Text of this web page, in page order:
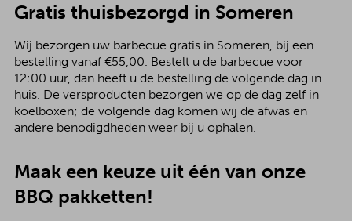
Gratis thuisbezorgd in Someren
Wij bezorgen uw barbecue gratis in Someren, bij een
bestelling vanaf €55,00. Bestelt u de barbecue voor
12:00 uur, dan heeft u de bestelling de volgende dag in
huis. De versproducten bezorgen we op de dag zelf in
koelboxen; de volgende dag komen wij de afwas en
andere benodigdheden weer bij u ophalen.
Maak een keuze uit één van onze
BBQ pakketten!